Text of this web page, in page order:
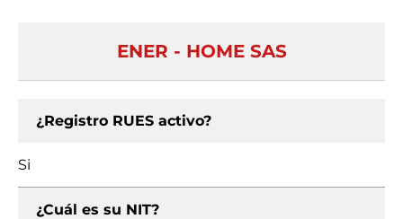
ENER - HOME SAS
¿Registro RUES activo?
Si
¿Cuál es su NIT?